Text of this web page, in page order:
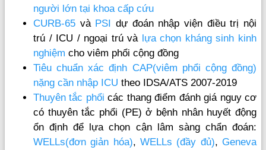
người lớn tại khoa cấp cứu
CURB-65 và PSIdự đoán nhập viện điều trị nội
trú / ICU / ngoại trú và lựa chọn kháng sinh kinh
nghiệm cho viêm phổi cộng đồng
Tiêu chuẩn xác định CAP(viêm phổi cộng đồng)
nặng cần nhập ICU theo IDSA/ATS 2007-2019
Thuyên tắc phổicác thang điểm đánh giá nguy cơ
có thuyên tắc phổi (PE) ở bệnh nhân huyết động
ổn định để lựa chọn cận lâm sàng chẩn đoán:
WELLs(đơn giản hóa),WELLs (đầy đủ),Geneva